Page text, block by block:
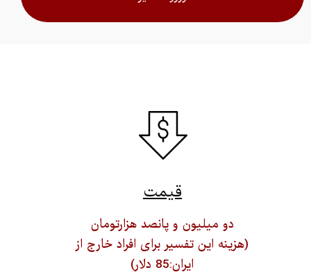
دو میلیون و پانصد هزارتومان
(هزینه این تفسیر برای افراد خارج از
ایران:85 دلار)
​​​قیمت​​​​​​​